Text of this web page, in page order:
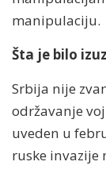
manipulaciju.
Šta je bilo
Srbija nije
održavanje
uveden u
ruske invazije